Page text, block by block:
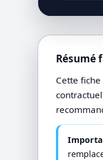
Résumé
Cette